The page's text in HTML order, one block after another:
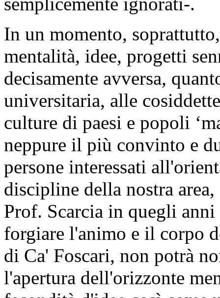
In un momento,
mentalità, idee, progetti
decisamente avversa,
universitaria, alle
culture di paesi e popoli
neppure il più convinto e
persone interessati
discipline della nostra
Prof. Scarcia in quegli
forgiare l'animo e il corpo
di Ca' Foscari, non potrà
l'apertura dell'orizzonte